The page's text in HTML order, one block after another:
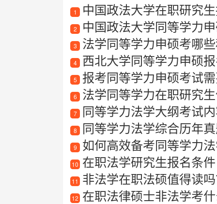
1 中国政法大学在职研究
2 中国政法大学同等学力
3 法学同等学力申硕考哪
4 西北大学同等学力申硕
5 报考同等学力申硕考试需要
6 法学同等学力在职研究生
7 同等学力法学大纲考试
8 同等学力法学综合历年
9 如何高效备考同等学力
10 在职法学研究生报名条件
11 非法学在职法硕值得读
12 在职法律硕士非法学考